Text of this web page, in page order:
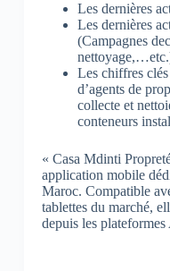
Les dernières
Les dernières
(Campagnes
Les chiffres
d’agents de
collecte et
conteneurs
« Casa Mdinti
application mobile
Maroc. Compatible
tablettes du marché,
depuis les